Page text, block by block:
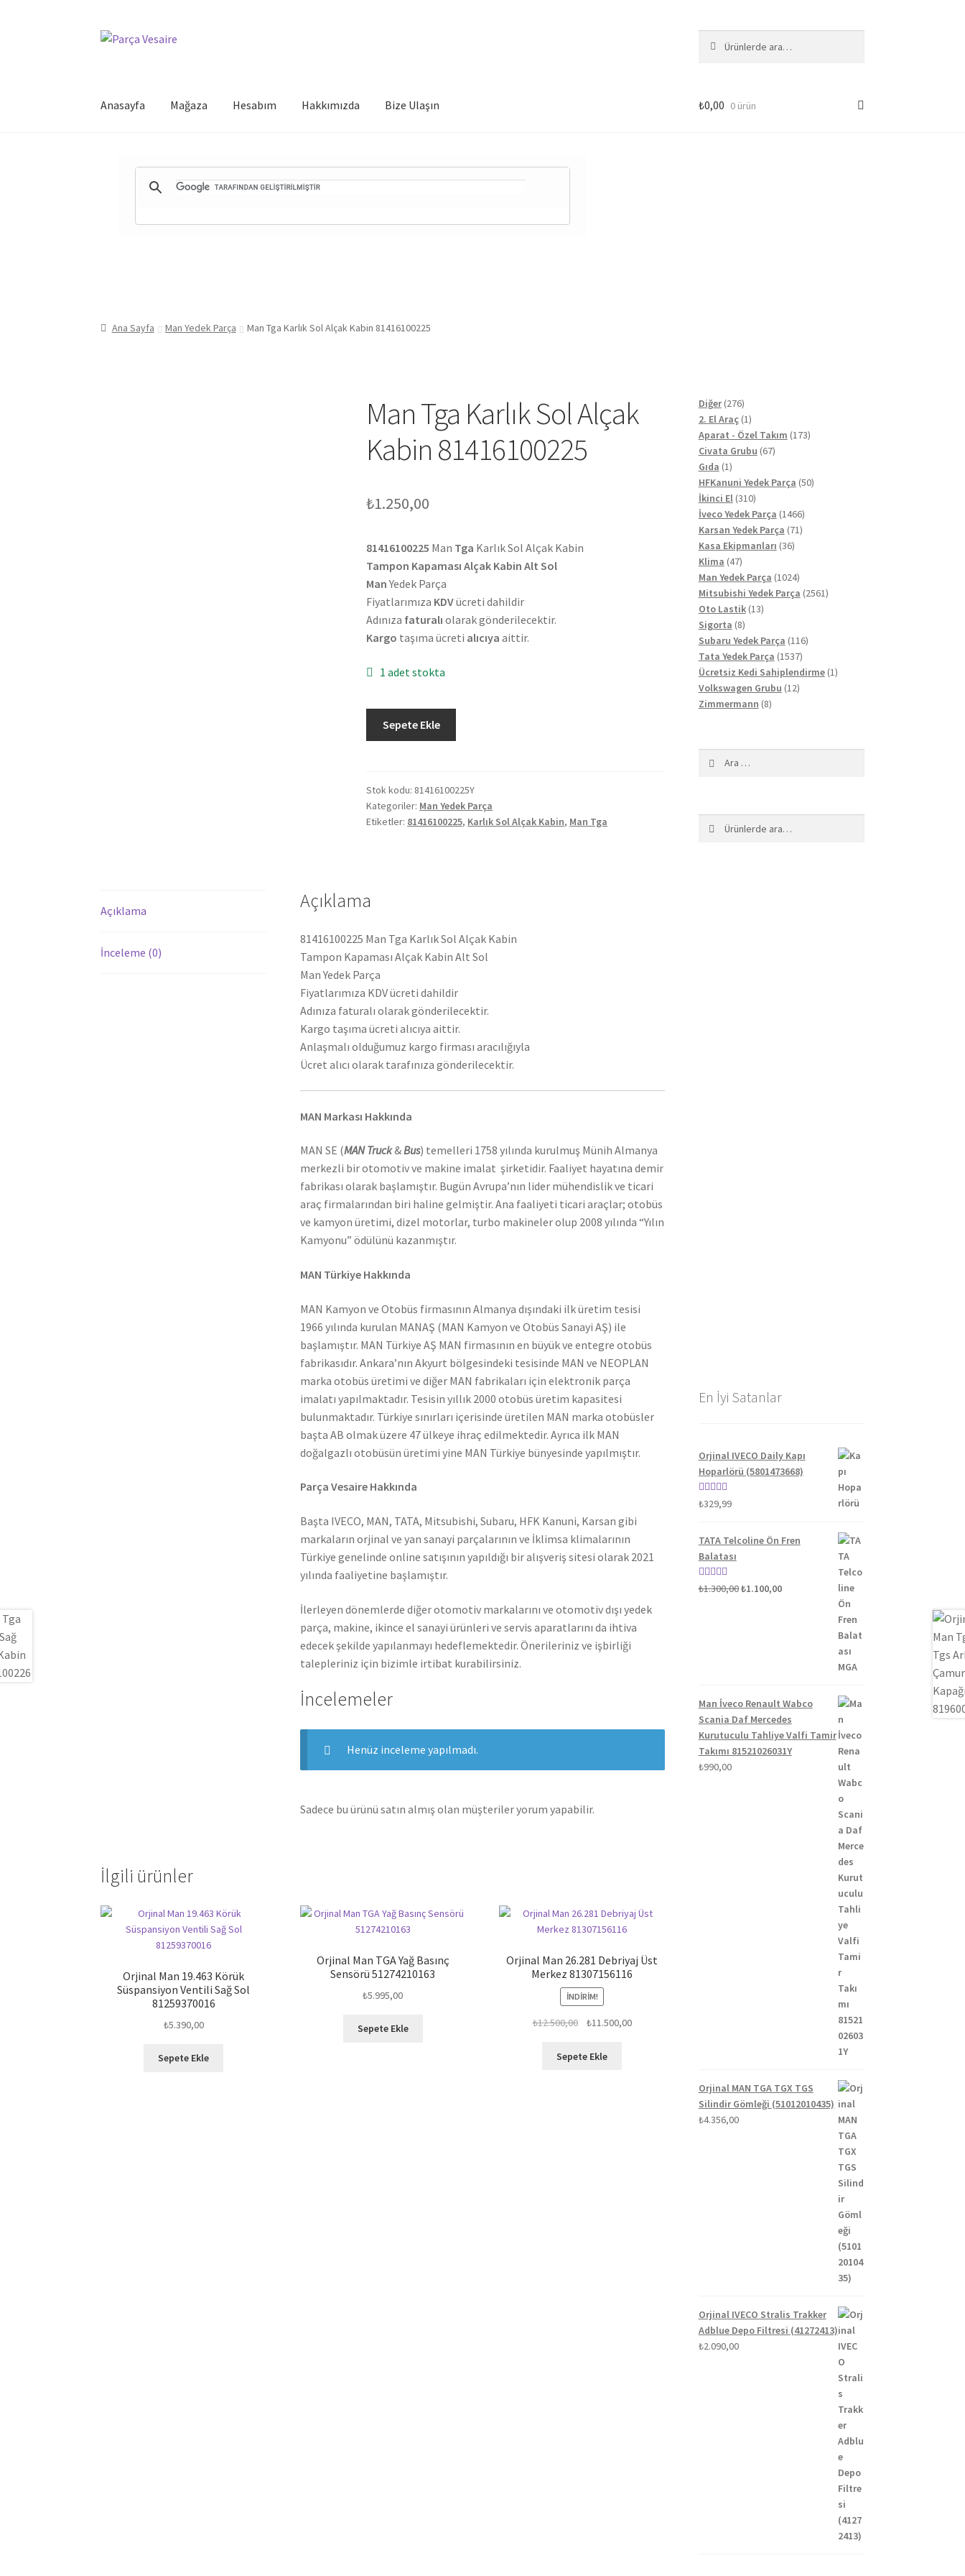
Dolaşıma
İçeriğe
Anasayfa Mağaza Hesabım Hakkımızda Bize Ulaşın ₺0,00 0 ürün
Ana Sayfa Man Yedek Parça Man Tga Karlık Sol Alçak Kabin 81416100225
Man Tga Karlık Sol Alçak
Kabin 81416100225
₺1.250,00
81416100225 Man Tga Karlık Sol Alçak Kabin
Tampon Kapaması Alçak Kabin Alt Sol
ManYedek Parça
Fiyatlarımıza KDVücreti dahildir
Adınıza faturalı olarak gönderilecektir.
Kargo taşıma ücreti alıcıya aittir.
1 adet stokta
Alçak
Kabin
81416100225
Sepete Ekle
Stok kodu: 81416100225Y
Kategoriler: Man Yedek Parça
Etiketler: 81416100225, Karlık Sol Alçak Kabin, Man Tga
Açıklama
İnceleme (0)
Açıklama
81416100225 Man Tga Karlık Sol Alçak Kabin
Tampon Kapaması Alçak Kabin Alt Sol
Man Yedek Parça
Fiyatlarımıza KDV ücreti dahildir
Adınıza faturalı olarak gönderilecektir.
Kargo taşıma ücreti alıcıya aittir.
Anlaşmalı olduğumuz kargo firması aracılığıyla
Ücret alıcı olarak tarafınıza gönderilecektir.
MAN Markası Hakkında
MAN SE (MAN Truck&Bus) temelleri 1758 yılında kurulmuş Münih Almanya
merkezli bir otomotiv ve makine imalat şirketidir. Faaliyet hayatına demir
fabrikası olarak başlamıştır. Bugün Avrupa’nın lider mühendislik ve ticari
araç firmalarından biri haline gelmiştir. Ana faaliyeti ticari araçlar; otobüs
ve kamyon üretimi, dizel motorlar, turbo makineler olup 2008 yılında “Yılın
Kamyonu” ödülünü kazanmıştır.
MAN Türkiye Hakkında
MAN Kamyon ve Otobüs firmasının Almanya dışındaki ilk üretim tesisi
1966 yılında kurulan MANAŞ (MAN Kamyon ve Otobüs Sanayi AŞ) ile
başlamıştır. MAN Türkiye AŞ MAN firmasının en büyük ve entegre otobüs
fabrikasıdır. Ankara’nın Akyurt bölgesindeki tesisinde MAN ve NEOPLAN
marka otobüs üretimi ve diğer MAN fabrikaları için elektronik parça
imalatı yapılmaktadır. Tesisin yıllık 2000 otobüs üretim kapasitesi
bulunmaktadır. Türkiye sınırları içerisinde üretilen MAN marka otobüsler
başta AB olmak üzere 47 ülkeye ihraç edilmektedir. Ayrıca ilk MAN
doğalgazlı otobüsün üretimi yine MAN Türkiye bünyesinde yapılmıştır.
Parça Vesaire Hakkında
Başta IVECO, MAN, TATA, Mitsubishi, Subaru, HFK Kanuni, Karsan gibi
markaların orjinal ve yan sanayi parçalarının ve İklimsa klimalarının
Türkiye genelinde online satışının yapıldığı bir alışveriş sitesi olarak 2021
yılında faaliyetine başlamıştır.
İlerleyen dönemlerde diğer otomotiv markalarını ve otomotiv dışı yedek
parça, makine, ikince el sanayi ürünleri ve servis aparatlarını da ihtiva
edecek şekilde yapılanmayı hedeflemektedir. Önerileriniz ve işbirliği
talepleriniz için bizimle irtibat kurabilirsiniz.
İncelemeler
Henüz inceleme yapılmadı.
Sadece bu ürünü satın almış olan müşteriler yorum yapabilir.
İlgili ürünler
Orjinal Man 19.463 Körük
Süspansiyon Ventili Sağ Sol
81259370016
₺5.390,00
Sepete Ekle
Orjinal Man TGA Yağ Basınç
Sensörü 51274210163
₺5.995,00
Sepete Ekle
Orjinal Man 26.281 Debriyaj Üst
Merkez 81307156116
İNDIRIM!
₺12.500,00
Orijinal
₺12.500,00.
₺11.500,00Şu
Sepete Ekle
Diğer 276276
ürün
2. El Araç 11
ürün
Aparat - Özel Takım 173173
Civata Grubu 6767
Gıda 11
ürün
HFKanuni Yedek Parça 5050
İkinci El 310310
ürün
İveco Yedek Parça 14661466
ürün
Karsan Yedek Parça 7171
Kasa Ekipmanları 3636
Klima 4747
ürün
Man Yedek Parça 10241024
ürün
Mitsubishi Yedek Parça 25612561
Oto Lastik 1313
Sigorta 88
ürün
Subaru Yedek Parça 116116
Tata Yedek Parça 15371537
ürün
Ücretsiz Kedi Sahiplendirme 11
Volkswagen Grubu 1212
Zimmermann 88
En İyi Satanlar
Orjinal IVECO Daily Kapı
Hoparlörü (5801473668)
5 üzerinden
₺329,99
TATA Telcoline Ön Fren
Balatası
5 üzerinden
₺1.300,00Orijinal
₺1.100,00Şu
Man İveco Renault Wabco
Scania Daf Mercedes
Kurutuculu Tahliye Valfi Tamir
Takımı 81521026031Y
₺990,00
Orjinal MAN TGA TGX TGS
Silindir Gömleği (51012010435)
₺4.356,00
Orjinal IVECO Stralis Trakker
Adblue Depo Filtresi (41272413)
₺2.090,00